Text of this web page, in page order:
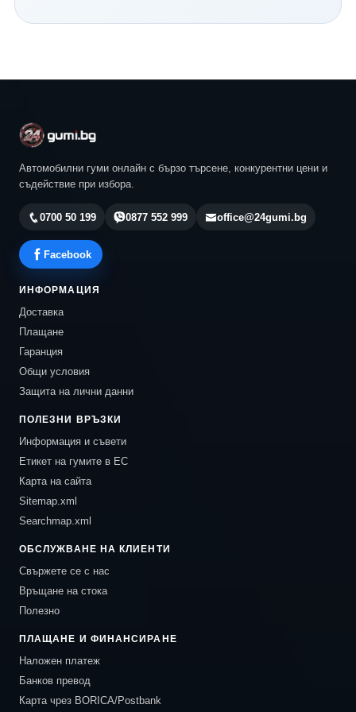
Автомобилни гуми онлайн с бързо търсене, конкурентни цени и
съдействие при избора.
0700 50 199 0877 552 999 office@24gumi.bg
Facebook
ИНФОРМАЦИЯ
Доставка
Плащане
Гаранция
Общи условия
Защита на лични данни
ПОЛЕЗНИ ВРЪЗКИ
Информация и съвети
Етикет на гумите в ЕС
Карта на сайта
Sitemap.xml
Searchmap.xml
ОБСЛУЖВАНЕ НА КЛИЕНТИ
Свържете се с нас
Връщане на стока
Полезно
ПЛАЩАНЕ И ФИНАНСИРАНЕ
Наложен платеж
Банков превод
Карта чрез BORICA/Postbank